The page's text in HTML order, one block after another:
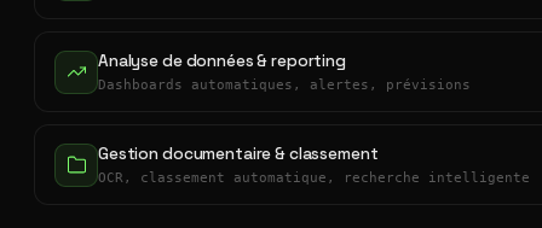
Analyse de données & reporting
Dashboards automatiques, alertes, prévisions
Gestion documentaire & classement
OCR, classement automatique, recherche intelligente